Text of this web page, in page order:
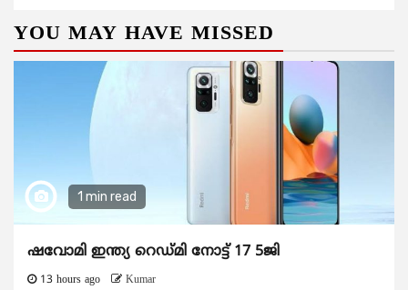
YOU MAY HAVE MISSED
1 min read
ഷവോമി ഇന്ത്യ റെഡ്മി നോട്ട് 17 5ജി
13 hours ago Kumar